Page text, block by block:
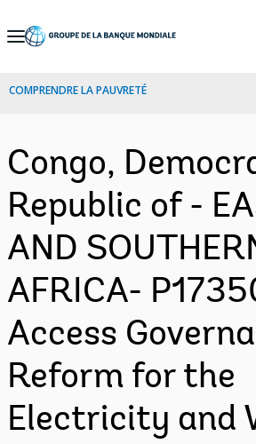
Skip
Navigation
COMPRENDRE LA PAUVRETÉ
Congo,
Republic of -
AND
AFRICA-
Access
Reform for the
Electricity and